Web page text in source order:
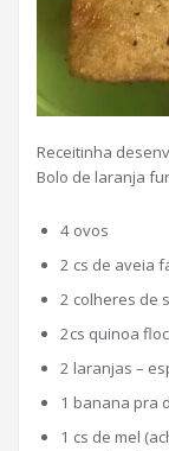
Receitinha
Bolo de laranja
4 ovos
2 cs de aveia
2 colheres de
2cs quinoa
2 laranjas –
1 banana pra
1 cs de mel